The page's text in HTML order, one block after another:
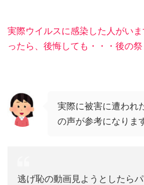
実際ウイルスに感染した人がい
ったら、後悔しても・・・後の祭
実際に被害に遭われ
の声が参考になりま
逃げ恥の動画見ようとしたら